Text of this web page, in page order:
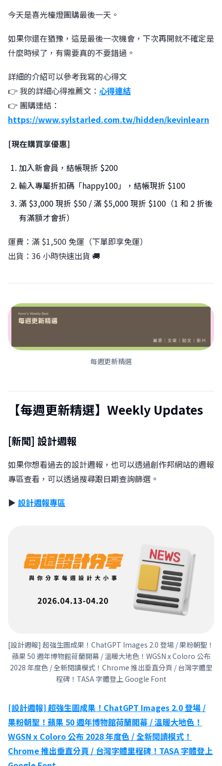
今天是喜光檯燈團購最後一天。
如果你還在猶豫，這是最後一次機會，下次再開就不確定是
什麼時候了，有需要真的不要錯過。
詳細的介紹可以參考我寫的心得文
👉 我的詳細心得推薦文： 心得連結
👉 團購連結：
https://www.sylstarled.com.tw/hidden/kevinlearn
[現在購買享優惠]
加入新會員，結帳現折 $200
輸入專屬折扣碼「happy100」，結帳現折 $100
滿 $3,000 現折 $50 / 滿 $5,000 現折 $100（1 和 2 折後
有滿額才會折）
運費：滿 $1,500 免運（下單即享免運）
出貨：36 小時快速出貨 🚚
每週更新精選
【每週更新精選】Weekly Updates
[新聞] 設計週報
如果你想看過去的設計週報，也可以透過創作邦網站的週報
專區查看，可以透過搜尋跟日期查詢篩選。
▶︎ 設計週報專區
[設計週報] 超強生圖成果！ChatGPT Images 2.0 登場 / 果粉朝聖！
蘋果 50 週年博物館荷蘭開幕 / 溫暖大地色！WGSN x Coloro 公布
2028 年度色 / 全新閱讀模式！Chrome 推出垂直分頁 / 台灣字體里
程碑！TASA 字體登上 Google Font
[設計週報] 超強生圖成果！ChatGPT Images 2.0 登場 /
果粉朝聖！蘋果 50 週年博物館荷蘭開幕 / 溫暖大地色！
WGSN x Coloro 公布 2028 年度色 / 全新閱讀模式！
Chrome 推出垂直分頁 / 台灣字體里程碑！TASA 字體登上